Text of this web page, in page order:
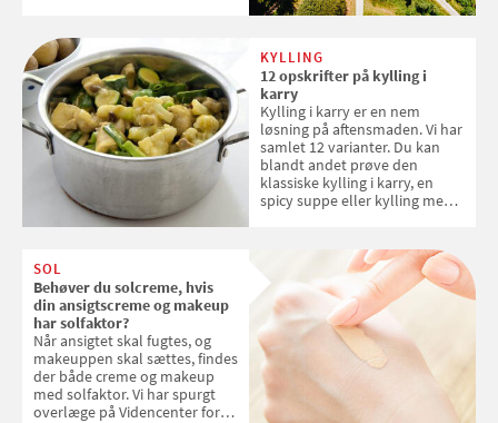
KYLLING
12 opskrifter på kylling i
karry
Kylling i karry er en nem
løsning på aftensmaden. Vi har
samlet 12 varianter. Du kan
blandt andet prøve den
klassiske kylling i karry, en
spicy suppe eller kylling med
SOL
Behøver du solcreme, hvis
din ansigtscreme og makeup
har solfaktor?
Når ansigtet skal fugtes, og
makeuppen skal sættes, findes
der både creme og makeup
med solfaktor. Vi har spurgt
overlæge på Videncenter for